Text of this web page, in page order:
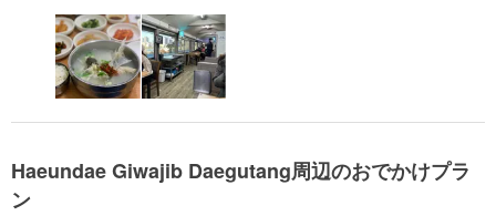
Haeundae Giwajib Daegutang周辺のおでかけプラ
ン